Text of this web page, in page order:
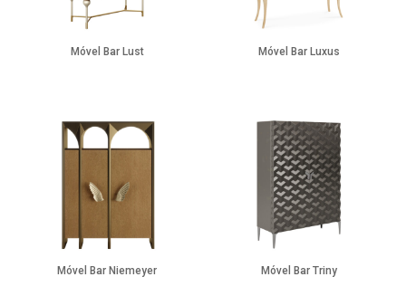
Móvel Bar Lust Móvel Bar Luxus
Móvel Bar Niemeyer Móvel Bar Triny